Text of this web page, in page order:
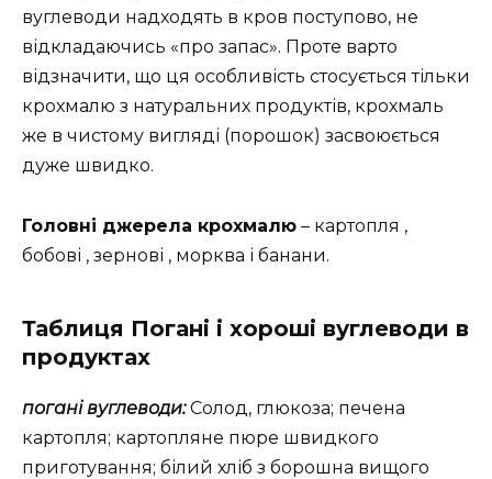
вуглеводи надходять в кров поступово, не
відкладаючись «про запас». Проте варто
відзначити, що ця особливість стосується тільки
крохмалю з натуральних продуктів, крохмаль
же в чистому вигляді (порошок) засвоюється
дуже швидко.
Головні джерела крохмалю – картопля ,
бобові , зернові , морква і банани.
Таблиця Погані і хороші вуглеводи в
продуктах
погані вуглеводи:Солод, глюкоза; печена
картопля; картопляне пюре швидкого
приготування; білий хліб з борошна вищого